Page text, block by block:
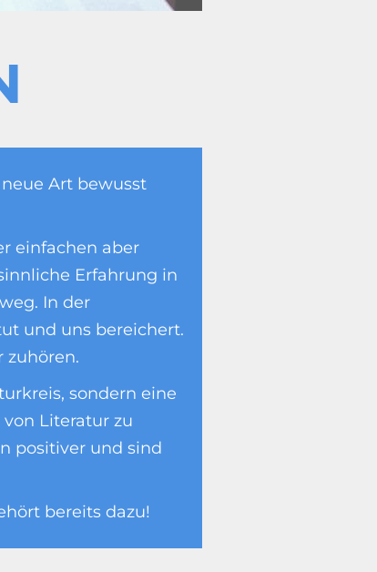
Art bewusst
einfachen aber
Erfahrung in
In der
und uns bereichert.
zuhören.
sondern eine
Literatur zu
positiver und sind
bereits dazu!